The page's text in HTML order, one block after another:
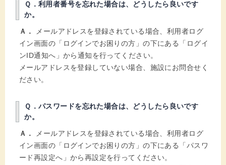
Ｑ．利用者番号を忘れた場合は、どうしたら良いです
か。
Ａ．
メールアドレスを登録されている場合、利用者ログ
イン画面の「ログインでお困りの方」の下にある「ログイ
ンID通知へ」から通知を行ってください。
メールアドレスを登録していない場合、施設にお問合せく
ださい。
Ｑ．パスワードを忘れた場合は、どうしたら良いです
か。
Ａ．
メールアドレスを登録されている場合、利用者ログ
イン画面の「ログインでお困りの方」の下にある「パスワ
ード再設定へ」から再設定を行ってください。